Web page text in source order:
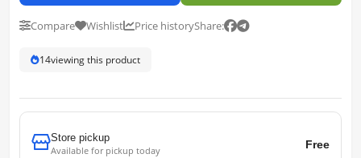
Compare Wishlist Price historyShare:
14viewing this product
Store pickup
Available for pickup today
Free